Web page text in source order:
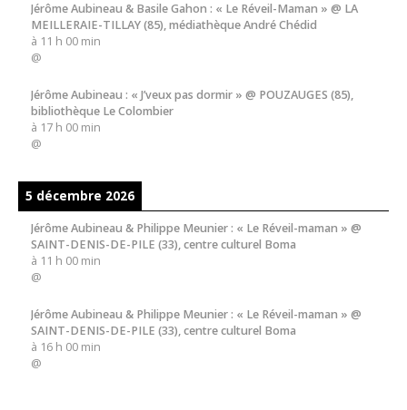
Jérôme Aubineau & Basile Gahon : « Le Réveil-Maman » @ LA
MEILLERAIE-TILLAY (85), médiathèque André Chédid
à 11 h 00 min
@
Jérôme Aubineau : « J’veux pas dormir » @ POUZAUGES (85),
bibliothèque Le Colombier
à 17 h 00 min
@
5 décembre 2026
Jérôme Aubineau & Philippe Meunier : « Le Réveil-maman » @
SAINT-DENIS-DE-PILE (33), centre culturel Boma
à 11 h 00 min
@
Jérôme Aubineau & Philippe Meunier : « Le Réveil-maman » @
SAINT-DENIS-DE-PILE (33), centre culturel Boma
à 16 h 00 min
@